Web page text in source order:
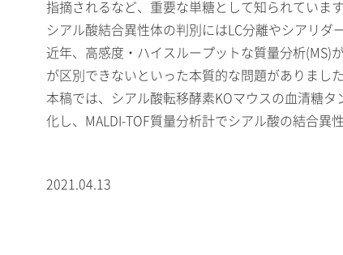
指摘されるなど、重要な単糖として知られています
シアル酸結合異性体の判別にはLC分離やシアリ
近年、高感度・ハイスループットな質量分析(MS)
が区別できないといった本質的な問題がありました
本稿では、シアル酸転移酵素KOマウスの血清糖
化し、MALDI-TOF質量分析計でシアル酸の結合異
2021.04.13